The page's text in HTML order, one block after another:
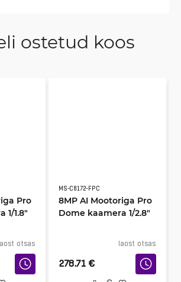
ostetud koos
Pro
1.8″
laost otsas
MS-C8172-FPC
8MP AI Mootoriga Pro
Dome kaamera 1/2.8″
laost otsas
278.71 €